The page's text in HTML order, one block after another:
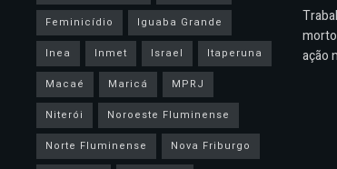
Feminicídio
Iguaba Grande
Inea
Inmet Israel
Itaperuna
Macaé
Maricá
MPRJ
Niterói
Noroeste Fluminense
Norte Fluminense
Nova Friburgo
ação